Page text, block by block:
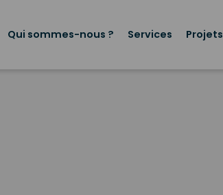
principal
Qui sommes-nous ? Services Projets